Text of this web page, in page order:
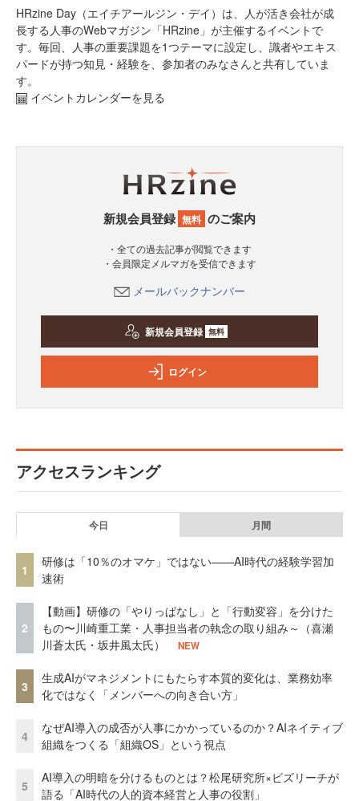
HRzine Day（エイチアールジン・デイ）は、人が活き会社が成
長する人事のWebマガジン「HRzine」が主催するイベントで
す。毎回、人事の重要課題を1つテーマに設定し、識者やエキス
パードが持つ知見・経験を、参加者のみなさんと共有していま
す。
イベントカレンダーを見る
新規会員登録 無料 のご案内
・全ての過去記事が閲覧できます
・会員限定メルマガを受信できます
メールバックナンバー
新規会員登録 無料
ログイン
アクセスランキング
今日 月間
1
研修は「10％のオマケ」ではない——AI時代の経験学習加
速術
2
【動画】研修の「やりっぱなし」と「行動変容」を分けた
もの〜川崎重工業・人事担当者の執念の取り組み～（喜瀬
川蒼太氏・坂井風太氏）
NEW
3
生成AIがマネジメントにもたらす本質的変化は、業務効率
化ではなく「メンバーへの向き合い方」
4
なぜAI導入の成否が人事にかかっているのか？AIネイティブ
組織をつくる「組織OS」という視点
5
AI導入の明暗を分けるものとは？松尾研究所×ビズリーチが
語る「AI時代の人的資本経営と人事の役割」